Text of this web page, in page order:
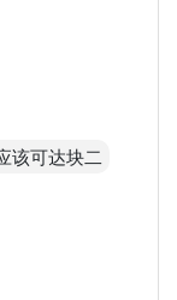
该可达块二